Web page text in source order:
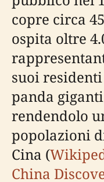
copre circa
ospita oltre
suoi
panda
rendendolo
popolazioni
Cina (
China